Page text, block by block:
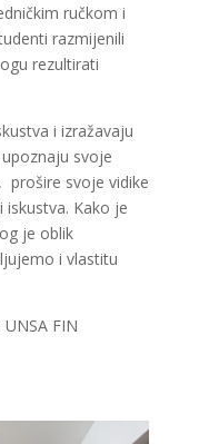
ručkom i
razmijenili
rezultirati
i izražavaju
svoje
prošire svoje vidike
Kako je
je oblik
i vlastitu
FIN